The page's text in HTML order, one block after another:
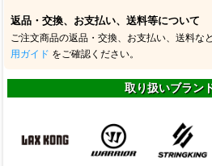
返品・交換、お支払い、送料等について
ご注文商品の返品・交換、お支払い、送料な
用ガイド をご確認ください。
取り扱いブラン